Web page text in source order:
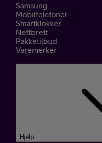
Samsung
Mobiltelefoner
Smartklokker
Nettbrett
Pakketilbud
Varemerker
Hjelp